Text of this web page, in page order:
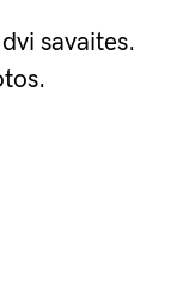
savaites.